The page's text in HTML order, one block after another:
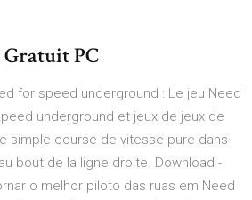
Gratuit PC
for speed underground : Le jeu Need
underground et jeux de jeux de
simple course de vitesse pure dans
bout de la ligne droite. Download -
o melhor piloto das ruas em Need